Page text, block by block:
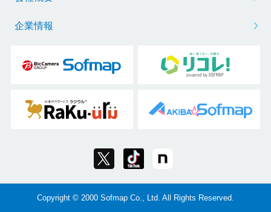
企業情報
Copyright © 2000 Sofmap Co., Ltd. All Rights Reserved.